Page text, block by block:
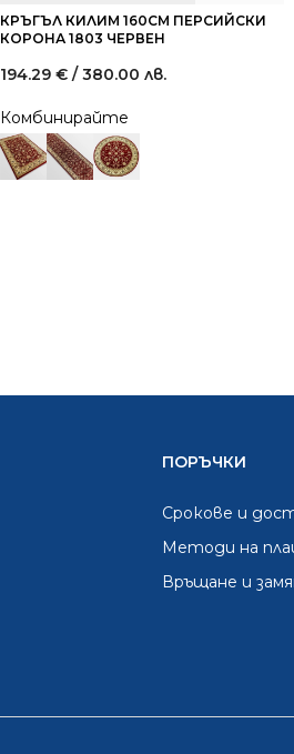
КРЪГЪЛ КИЛИМ 160СМ ПЕРСИЙСКИ
КОРОНА 1803 ЧЕРВЕН
194.29 € / 380.00 лв.
Комбинирайте
ПОРЪЧКИ
Срокове и
Методи на
Връщане и